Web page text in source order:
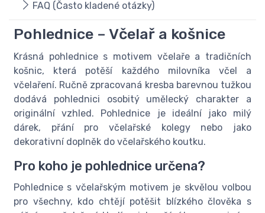
FAQ (Často kladené otázky)
Pohlednice – Včelař a košnice
Krásná pohlednice s motivem včelaře a tradičních
košnic, která potěší každého milovníka včel a
včelaření. Ručně zpracovaná kresba barevnou tužkou
dodává pohlednici osobitý umělecký charakter a
originální vzhled. Pohlednice je ideální jako milý
dárek, přání pro včelařské kolegy nebo jako
dekorativní doplněk do včelařského koutku.
Pro koho je pohlednice určena?
Pohlednice s včelařským motivem je skvělou volbou
pro všechny, kdo chtějí potěšit blízkého člověka s